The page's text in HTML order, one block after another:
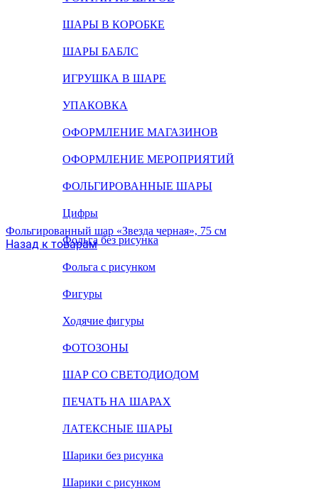
ШАРЫ В КОРОБКЕ
ШАРЫ БАБЛС
ИГРУШКА В ШАРЕ
УПАКОВКА
ОФОРМЛЕНИЕ МАГАЗИНОВ
ОФОРМЛЕНИЕ МЕРОПРИЯТИЙ
ФОЛЬГИРОВАННЫЕ ШАРЫ
Цифры
Фольга без рисунка
Фольга с рисунком
Фигуры
Ходячие фигуры
ФОТОЗОНЫ
ШАР СО СВЕТОДИОДОМ
ПЕЧАТЬ НА ШАРАХ
ЛАТЕКСНЫЕ ШАРЫ
Шарики без рисунка
Шарики с рисунком
Фольгированный шар «Звезда черная», 75 см
Назад к товарам